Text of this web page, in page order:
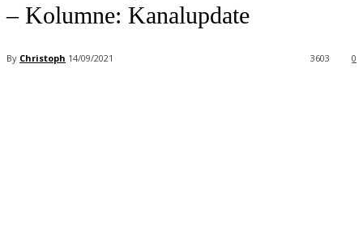
– Kolumne: Kanalupdate
By Christoph 14/09/2021 0
3603